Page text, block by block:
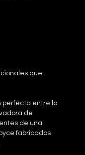
que
perfecta entre lo
de
de una
fabricados